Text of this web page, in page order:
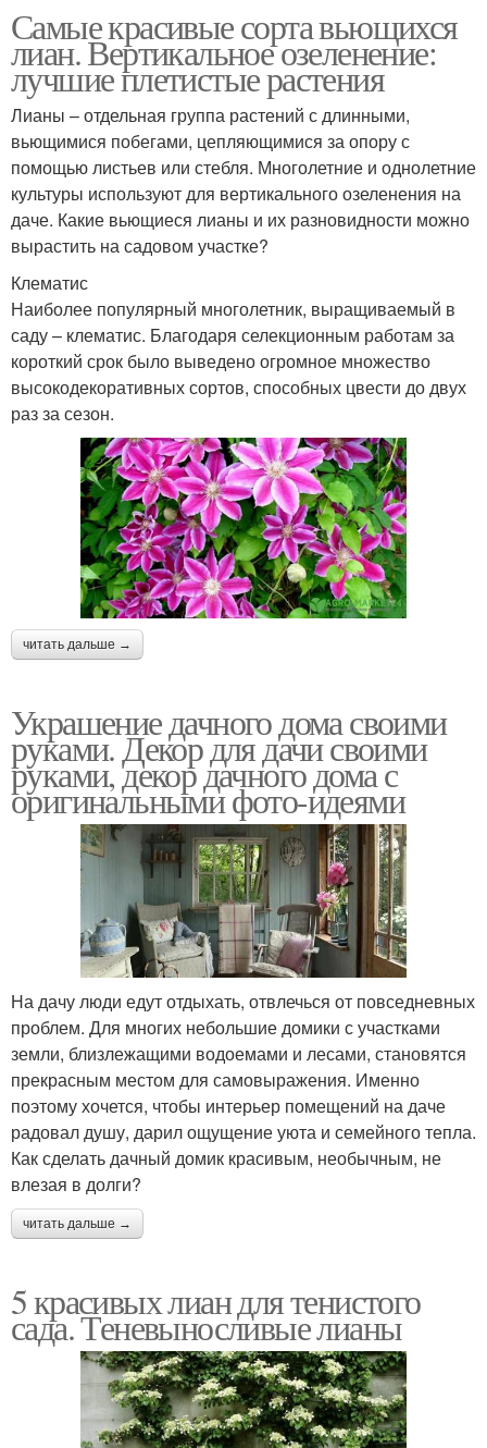
Самые красивые сорта вьющихся
лиан. Вертикальное озеленение:
лучшие плетистые растения
Лианы – отдельная группа растений с длинными,
вьющимися побегами, цепляющимися за опору с
помощью листьев или стебля. Многолетние и однолетние
культуры используют для вертикального озеленения на
даче. Какие вьющиеся лианы и их разновидности можно
вырастить на садовом участке?
Клематис
Наиболее популярный многолетник, выращиваемый в
саду – клематис. Благодаря селекционным работам за
короткий срок было выведено огромное множество
высокодекоративных сортов, способных цвести до двух
раз за сезон.
читать дальше →
Украшение дачного дома своими
руками. Декор для дачи своими
руками, декор дачного дома с
оригинальными фото-идеями
На дачу люди едут отдыхать, отвлечься от повседневных
проблем. Для многих небольшие домики с участками
земли, близлежащими водоемами и лесами, становятся
прекрасным местом для самовыражения. Именно
поэтому хочется, чтобы интерьер помещений на даче
радовал душу, дарил ощущение уюта и семейного тепла.
Как сделать дачный домик красивым, необычным, не
влезая в долги?
читать дальше →
5 красивых лиан для тенистого
сада. Теневыносливые лианы